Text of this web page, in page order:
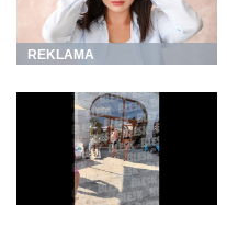
REKLAMA